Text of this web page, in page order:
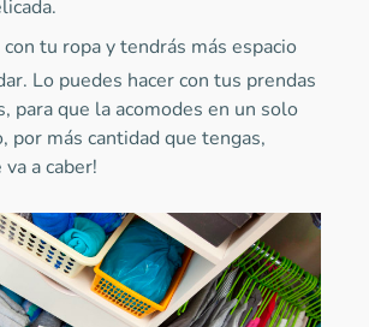
tu ropa y tendrás más espacio
Lo puedes hacer con tus prendas
para que la acomodes en un solo
por más cantidad que tengas,
va a caber!